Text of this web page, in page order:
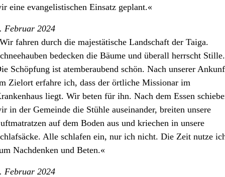
eine evangelistischen Einsatz geplant.«
Februar 2024
fahren durch die majestätische Landschaft der Taiga.
bedecken die Bäume und überall herrscht Stille.
Schöpfung ist atemberaubend schön. Nach unserer
Zielort erfahre ich, dass der örtliche Missionar im
liegt. Wir beten für ihn. Nach dem Essen
in der Gemeinde die Stühle auseinander, breiten unsere
auf dem Boden aus und kriechen in unsere
Alle schlafen ein, nur ich nicht. Die Zeit nutze
Nachdenken und Beten.«
Februar 2024